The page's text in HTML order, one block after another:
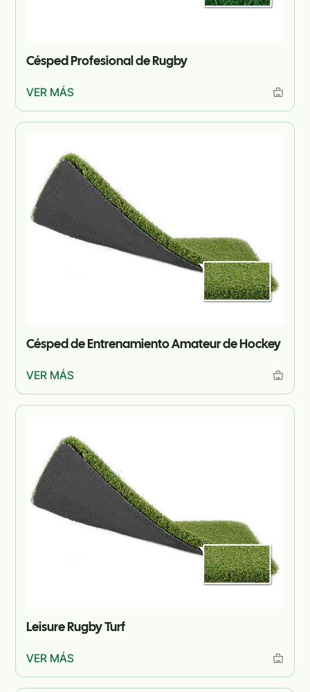
Césped Profesional de Rugby
VER MÁS
Césped de Entrenamiento Amateur de Hockey
VER MÁS
Leisure Rugby Turf
VER MÁS